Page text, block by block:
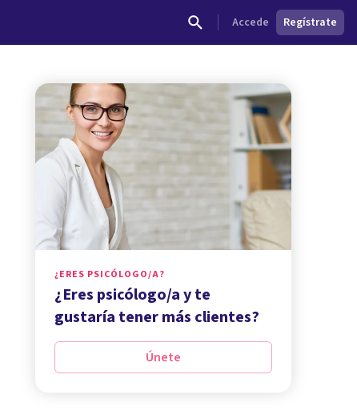
Accede Regístrate
¿ERES PSICÓLOGO/A?
¿Eres psicólogo/a y te
gustaría tener más clientes?
Únete